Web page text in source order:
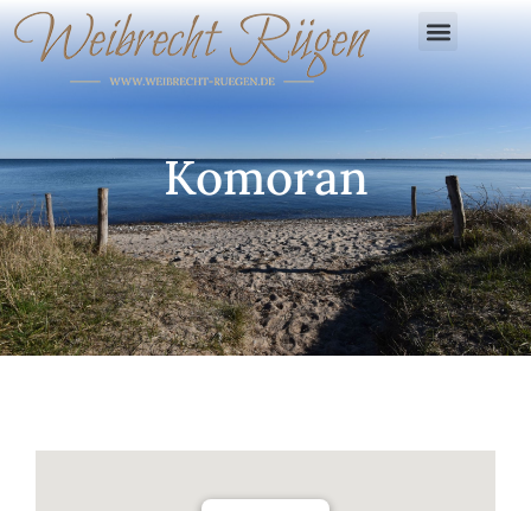
Komoran